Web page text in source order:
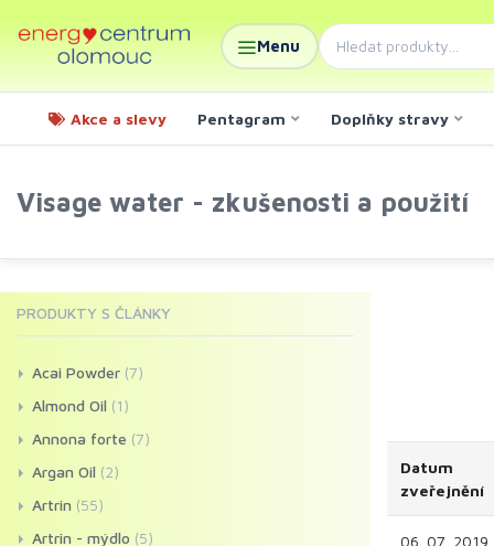
Menu
Akce a slevy Pentagram Doplňky stravy
Visage water - zkušenosti a použití
Datum
zveřejnění
06. 07. 2019
PRODUKTY S ČLÁNKY
Acai Powder (7)
Almond Oil (1)
Annona forte (7)
Argan Oil (2)
Artrin (55)
Artrin - mýdlo (5)